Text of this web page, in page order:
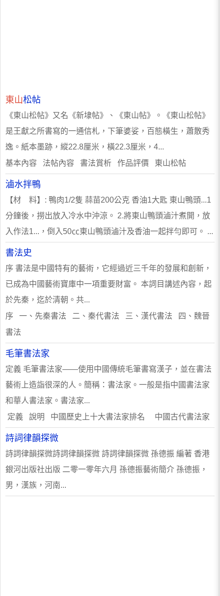
東山松帖
《東山松帖》又名《新埭帖》、《東山帖》。《東山松帖》
是王獻之所書寫的一通信札，下筆婆娑，百態橫生，蕭散秀
逸。紙本墨跡，縱22.8厘米，橫22.3厘米，4...
基本內容 法帖內容 書法賞析 作品評價 東山松帖
滷水拌鴨
【材 料】: 鴨肉1/2隻 蒜苗200公克 香油1大匙 東山鴨頭...1
分鐘後，撈出放入冷水中沖涼。 2.將東山鴨頭滷汁煮開，放
入作法1...，倒入50㏄東山鴨頭滷汁及香油一起拌勻即可。 ...
書法史
序 書法是中國特有的藝術，它經過近三千年的發展和創新，
已成為中國藝術寶庫中一項重要財富。 本詞目講述內容，起
於先秦，迄於清朝。共...
序 一、先秦書法 二、秦代書法 三、漢代書法 四、魏晉
書法
毛筆書法家
定義 毛筆書法家——使用中國傳統毛筆書寫漢子，並在書法
藝術上造詣很深的人。簡稱：書法家。一般是指中國書法家
和華人書法家。書法家...
定義 說明 中國歷史上十大書法家排名 中國古代書法家
詩詞律韻探微
詩詞律韻探微詩詞律韻探微 詩詞律韻探微 孫德振 編著 香港
銀河出版社出版 二零一零年六月 孫德振藝術簡介 孫德振，
男，漢族，河南...